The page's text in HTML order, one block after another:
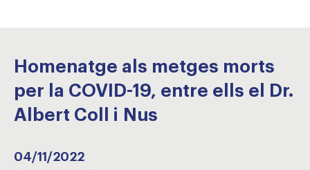
Homenatge als metges morts
per la COVID-19, entre ells el Dr.
Albert Coll i Nus
04/11/2022